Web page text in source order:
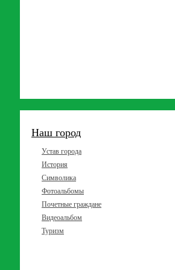
Наш город
Устав города
История
Символика
Фотоальбомы
Почетные граждане
Видеоальбом
Туризм